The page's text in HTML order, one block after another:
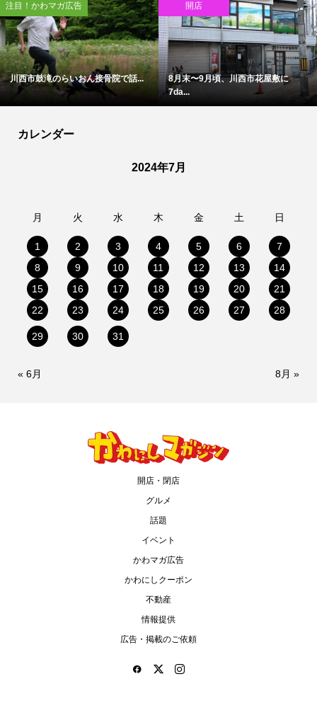
注目！かわマガ広告
川西市鼓滝のらいおん接骨院で話...
開店
8月末〜9月頃、川西市花屋敷に
7da...
カレンダー
2024年7月
月 火 水 木 金 土 日
1 2 3 4 5 6
7
8
9 10 11 12 13
14
15
16 17 18 19 20
21
22
23 24 25 26 27 28
29 30 31
« 6月 8月 »
開店・閉店
グルメ
話題
イベント
かわマガ広告
かわにしクーポン
不動産
情報提供
広告・掲載のご依頼